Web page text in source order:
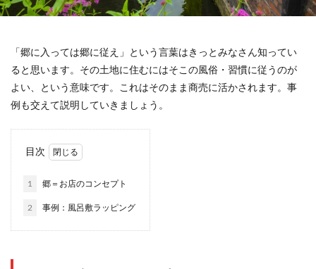
「郷に入っては郷に従え」という言葉はきっとみなさん知ってい
ると思います。その土地に住むにはそこの風俗・習慣に従うのが
よい、という意味です。これはそのまま商売に活かされます。事
例も交えて説明していきましょう。
目次
1 郷＝お店のコンセプト
2 事例：風呂敷ラッピング